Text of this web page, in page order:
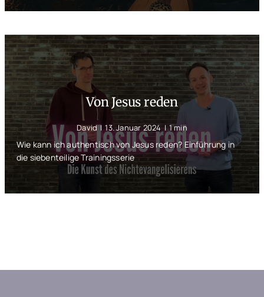
Von Jesus reden
David | 13. Januar 2024 | 1 min
Wie kann ich authentisch von Jesus reden? Einführung in
die siebenteilige Trainingsserie